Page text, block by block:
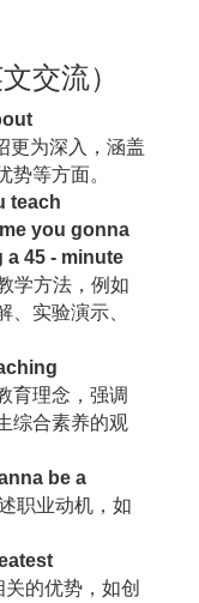
交流）
更为深入，涵盖
势等方面。
teach
you gonna
45 - minute
学方法，例如
、实验演示、
育理念，强调
综合素养的观
be a
职业动机，如
关的优势，如创